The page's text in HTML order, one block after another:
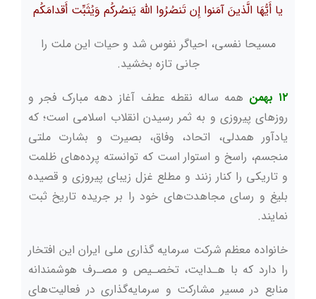
یا أَیُّهَا الَّذینَ آمَنوا إِن تَنصُرُوا اللَّهَ یَنصُرکُم وَیُثَبِّت أَقدامَکُم
مسیحا نفسی، احیاگر نفوس شد و حیات این ملت را
جانی تازه بخشید.
۱۲ بهمن
همه ساله نقطه عطف آغاز دهه مبارک فجر و
روزهای پیروزی و به ثمر رسیدن انقلاب اسلامی است؛ که
یادآور همدلی، اتحاد، وفاق، بصیرت و بشارت ملتی
منجسم، راسخ و استوار است که توانسته پرده‌های ظلمت
و تاریکی را کنار زنند و مطلع غزل زیبای پیروزی و قصیده
بلیغ و رسای مجاهدت‌های خود را بر جریده تاریخ ثبت
نمایند.
خانواده معظم شرکت سرمایه گذاری ملی ایران این افتخار
را دارد که با هـدایت، تخصـیص و مصـرف هوشمندانه
منابع در مسیر مشارکت و سرمایه‌گذاری در فعالیت‌های